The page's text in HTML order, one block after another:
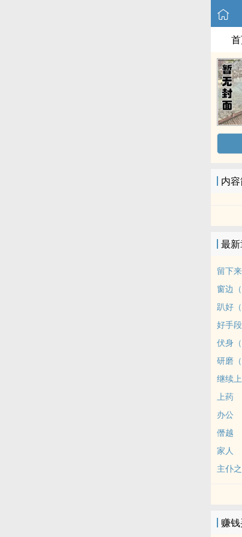
内
最
留下
窗边（
趴好（
好手段
伏身（
研磨（
继续
上药
办公
僭越
家人
主仆
赚